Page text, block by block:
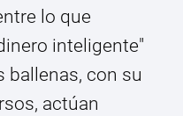
lo que
inteligente"
ballenas, con su
actúan